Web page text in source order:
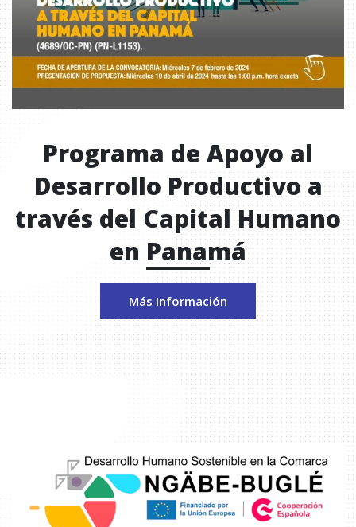
Programa de Apoyo al
Desarrollo Productivo a
través del Capital Humano
en Panamá
Más Información